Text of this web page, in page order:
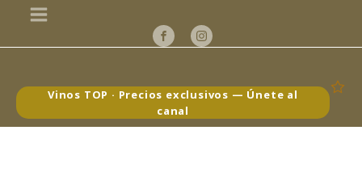
Vinos TOP · Precios exclusivos — Únete al
canal